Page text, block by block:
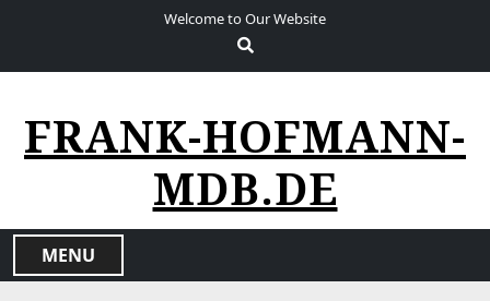
Welcome to Our Website
FRANK-HOFMANN-
MDB.DE
MENU